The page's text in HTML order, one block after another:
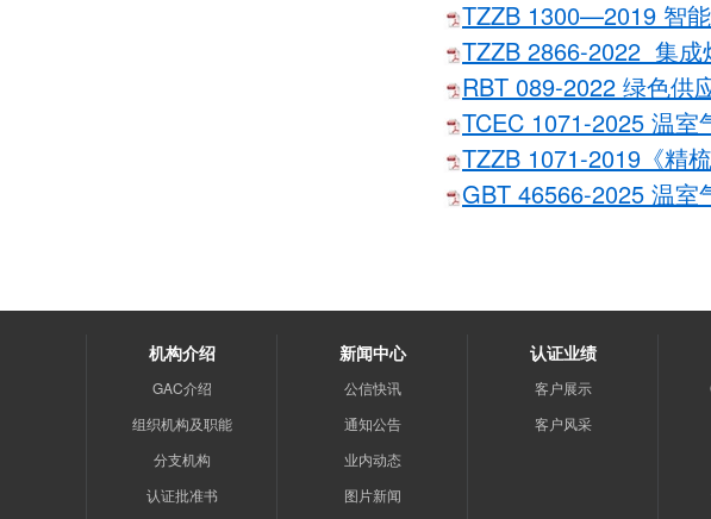
TZZB 1300—2019 智
TZZB 2866-2022 集成
RBT 089-2022 绿色供
TCEC 1071-2025 温
TZZB 1071-2019《精
GBT 46566-2025 温
机构介绍
GAC介绍
组织机构及职能
分支机构
认证批准书
新闻中心
公信快讯
通知公告
业内动态
图片新闻
认证业绩
客户展示
客户风采